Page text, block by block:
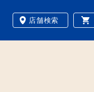
店舗検索